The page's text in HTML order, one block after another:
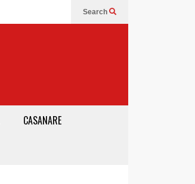
Search
CASANARE